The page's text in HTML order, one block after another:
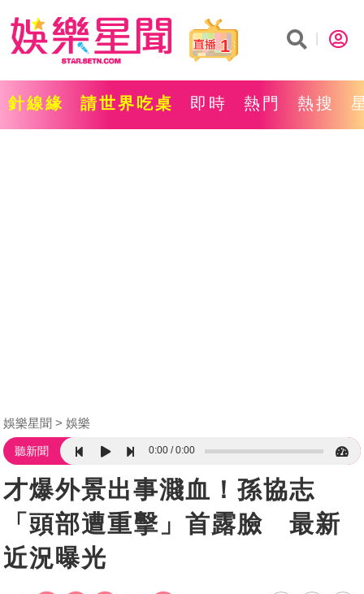
1
針線緣 請世界吃桌 即時 熱門 熱搜
娛樂星聞 娛樂
聽新聞 0:00 0:00
才爆外景出事濺血！孫協志
「頭部遭重擊」首露臉 最新
近況曝光